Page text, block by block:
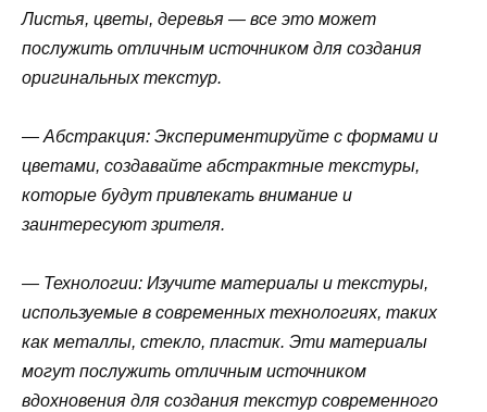
Листья, цветы, деревья — все это может
послужить отличным источником для создания
оригинальных текстур.
— Абстракция: Экспериментируйте с формами и
цветами, создавайте абстрактные текстуры,
которые будут привлекать внимание и
заинтересуют зрителя.
— Технологии: Изучите материалы и текстуры,
используемые в современных технологиях, таких
как металлы, стекло, пластик. Эти материалы
могут послужить отличным источником
вдохновения для создания текстур современного